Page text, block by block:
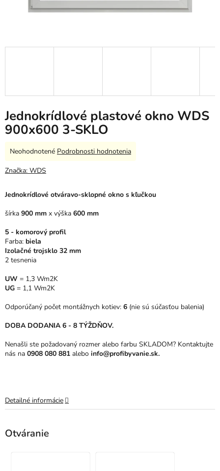
Jednokrídlové plastové okno WDS
900x600 3-SKLO
Otváranie
Jednokrídlové otváravo-sklopné okno s kľučkou
šírka 900 mm x výška 600 mm
5 - komorový profil
Farba: biela
Izolačné trojsklo 32 mm
2 tesnenia
UW = 1,3 Wm2K
UG = 1,1 Wm2K
Odporúčaný počet montážnych kotiev: 6 (nie sú súčasťou balenia)
DOBA DODANIA 6 - 8 TÝŽDŇOV.
Nenašli ste požadovaný rozmer alebo farbu SKLADOM? Kontaktujte
nás na 0908 080 881 alebo info@profibyvanie.sk.
Detailné informácie
Priemerné
produktu
z
hviezdičiek.
Neohodnotené Podrobnosti hodnotenia
Značka: WDS